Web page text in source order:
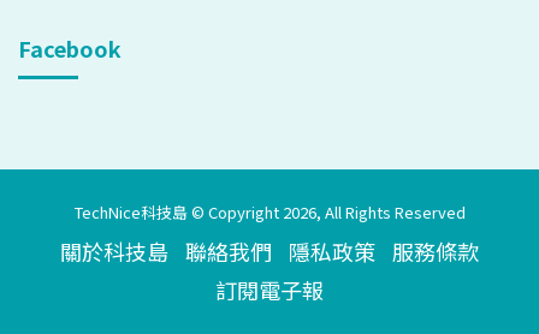
Facebook
TechNice科技島 © Copyright 2026, All Rights Reserved
關於科技島 聯絡我們 隱私政策 服務條款
訂閱電子報